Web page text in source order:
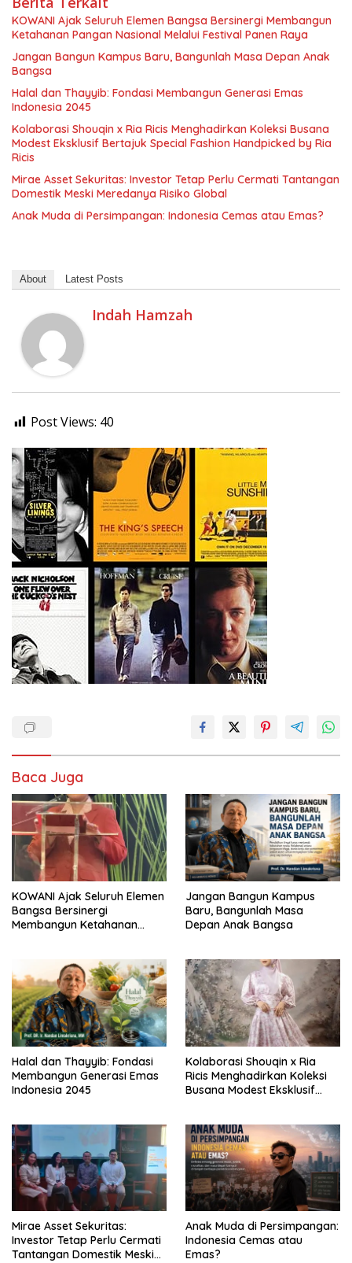
KOWANI Ajak Seluruh Elemen Bangsa Bersinergi Membangun
Ketahanan Pangan Nasional Melalui Festival Panen Raya
Jangan Bangun Kampus Baru, Bangunlah Masa Depan Anak
Bangsa
Halal dan Thayyib: Fondasi Membangun Generasi Emas
Indonesia 2045
Kolaborasi Shouqin x Ria Ricis Menghadirkan Koleksi Busana
Modest Eksklusif Bertajuk Special Fashion Handpicked by Ria
Ricis
Mirae Asset Sekuritas: Investor Tetap Perlu Cermati Tantangan
Domestik Meski Meredanya Risiko Global
Anak Muda di Persimpangan: Indonesia Cemas atau Emas?
About Latest Posts
Indah Hamzah
Post Views: 40
Baca Juga
KOWANI Ajak Seluruh Elemen
Bangsa Bersinergi
Membangun Ketahanan
Jangan Bangun Kampus
Baru, Bangunlah Masa
Depan Anak Bangsa
Halal dan Thayyib: Fondasi
Membangun Generasi Emas
Indonesia 2045
Kolaborasi Shouqin x Ria
Ricis Menghadirkan Koleksi
Busana Modest Eksklusif
Mirae Asset Sekuritas:
Investor Tetap Perlu Cermati
Tantangan Domestik Meski
Anak Muda di Persimpangan:
Indonesia Cemas atau
Emas?